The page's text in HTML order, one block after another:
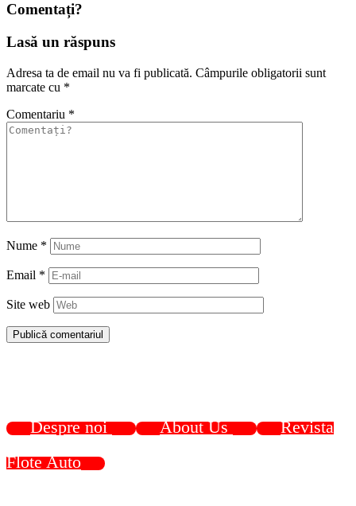
Comentați?
Lasă un răspuns
Adresa ta de email nu va fi publicată. Câmpurile obligatorii sunt
marcate cu *
Comentariu *
Nume *
Email *
Site web
Despre noi About Us
Revista
Flote Auto